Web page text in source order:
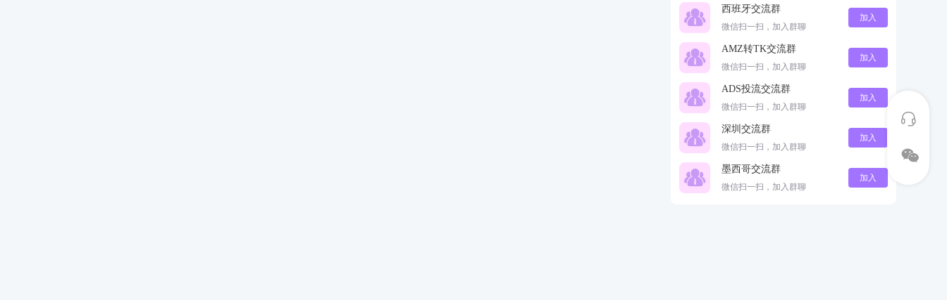
西班牙交流群
微信扫一扫，加入群聊
加入
AMZ转TK交流群
微信扫一扫，加入群聊
加入
ADS投流交流群
微信扫一扫，加入群聊
加入
深圳交流群
微信扫一扫，加入群聊
加入
墨西哥交流群
微信扫一扫，加入群聊
加入